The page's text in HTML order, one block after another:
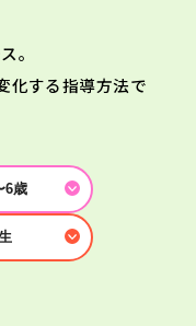
。
化する指導方法で
6歳